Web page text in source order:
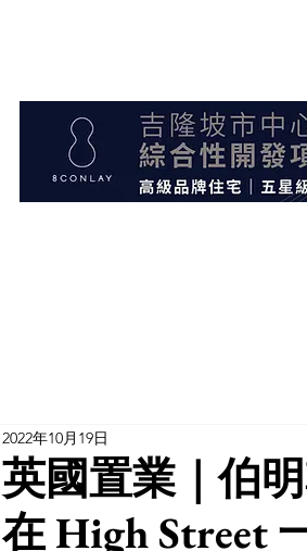
英國置業｜伯
在 High Street
2022年10月19日